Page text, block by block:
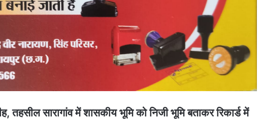
तहसील सारागांव में शासकीय भूमि को निजी भूमि बताकर रिकार्ड में